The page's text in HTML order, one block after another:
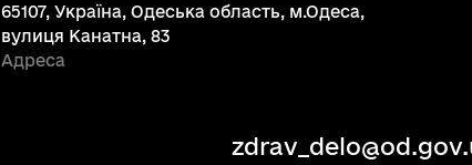
65107, Україна, Одеська область, м.Одеса,
вулиця Канатна, 83
Адреса